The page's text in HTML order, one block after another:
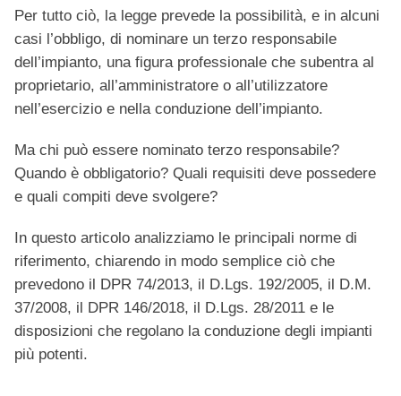
Per tutto ciò, la legge prevede la possibilità, e in alcuni
casi l’obbligo, di nominare un terzo responsabile
dell’impianto, una figura professionale che subentra al
proprietario, all’amministratore o all’utilizzatore
nell’esercizio e nella conduzione dell’impianto.
Ma chi può essere nominato terzo responsabile?
Quando è obbligatorio? Quali requisiti deve possedere
e quali compiti deve svolgere?
In questo articolo analizziamo le principali norme di
riferimento, chiarendo in modo semplice ciò che
prevedono il DPR 74/2013, il D.Lgs. 192/2005, il D.M.
37/2008, il DPR 146/2018, il D.Lgs. 28/2011 e le
disposizioni che regolano la conduzione degli impianti
più potenti.